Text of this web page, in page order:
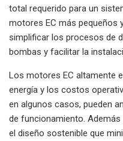
total requerido para un
motores EC más pequeños
simplificar los procesos de
bombas y facilitar la
Los motores EC altamente
energía y los costos
en algunos casos, pueden
de funcionamiento. Además
el diseño sostenible que